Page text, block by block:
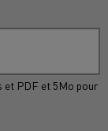
et PDF et 5Mo pour